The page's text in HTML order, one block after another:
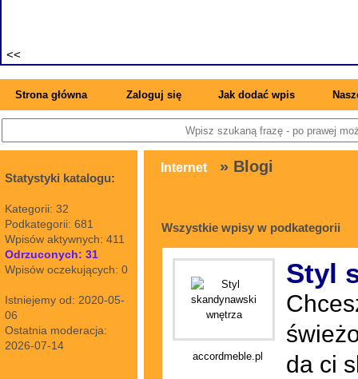
Strona główna Zaloguj się Jak dodać wpis
Statystyki katalogu:
Kategorii: 32
Podkategorii: 681
Wpisów aktywnych: 411
Odrzuconych: 31
Wpisów oczekujących: 0
Istniejemy od: 2020-05-
06
Ostatnia moderacja:
2026-07-14
Internet » Blogi
Wszystkie wpisy w podkategorii
accordmeble.pl
Styl
da ci